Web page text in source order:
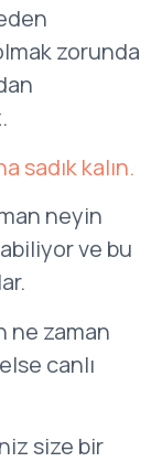
zorunda
sadık kalın.
neyin
ve bu
ne zaman
canlı
size bir